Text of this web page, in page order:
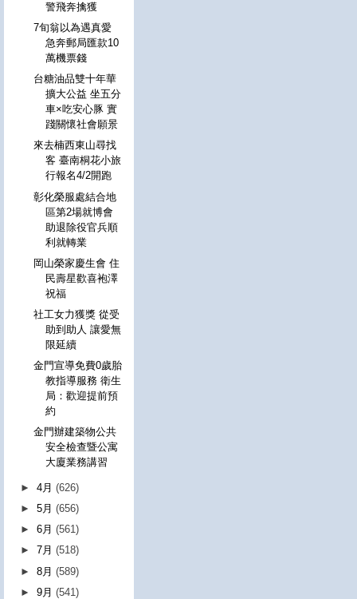
警飛奔擒獲
7旬翁以為遇真愛
急奔郵局匯款10
萬機票錢
台糖油品雙十年華
擴大公益 坐五分
車×吃安心豚 實
踐關懷社會願景
來去楠西東山尋找
客 臺南桐花小旅
行報名4/2開跑
彰化榮服處結合地
區第2場就博會
助退除役官兵順
利就轉業
岡山榮家慶生會 住
民壽星歡喜袍澤
祝福
社工女力獲獎 從受
助到助人 讓愛無
限延續
金門宣導免費0歲胎
教指導服務 衛生
局：歡迎提前預
約
金門辦建築物公共
安全檢查暨公寓
大廈業務講習
►4月(626)
►5月(656)
►6月(561)
►7月(518)
►8月(589)
►9月(541)